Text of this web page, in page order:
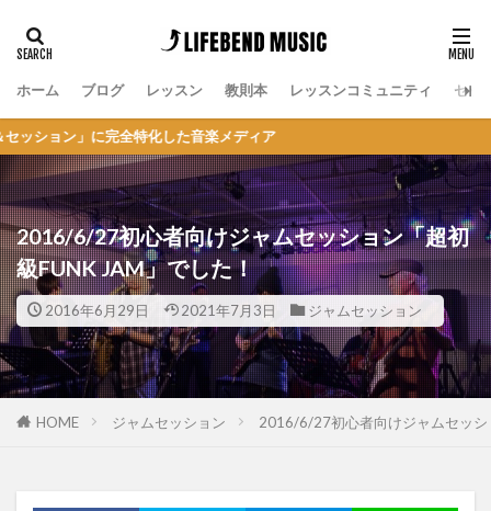
ホーム ブログ レッスン 教則本 レッスンコミュニティ セッ
に完全特化した音楽メディア
2016/6/27初心者向けジャムセッション「超初
級FUNK JAM」でした！
2016年6月29日 2021年7月3日 ジャムセッション
HOME ジャムセッション 2016/6/27初心者向けジャムセッ